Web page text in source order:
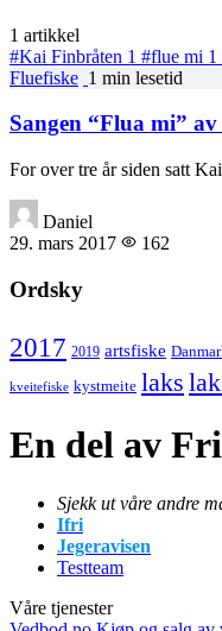
1 artikkel
#Kai Finbråten 1 #flue mi 1
Fluefiske 1 min lesetid
Sangen “Flua mi”
For over tre år siden satt
Daniel
29. mars 2017
162
Ordsky
2017 2019 artsfiske
kveitefiske kystmeite laks
En del av
Sjekk ut våre andre
Ifri
Jegeravisen
Testteam
Våre tjenester